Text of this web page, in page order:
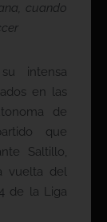
cuando
intensa
en las
de
que
Saltillo,
vuelta del
de la Liga